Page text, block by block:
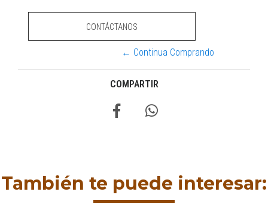
CONTÁCTANOS
← Continua Comprando
COMPARTIR
También te puede interesar: